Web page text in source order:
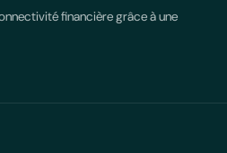
financière grâce à une